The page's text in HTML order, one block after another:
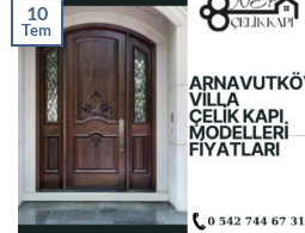
10
Tem